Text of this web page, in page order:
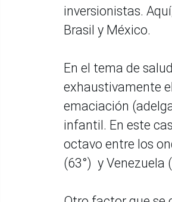
inversionistas.
Brasil y México.
En el tema de
exhaustivamente
emaciación
infantil. En este
octavo entre los
(63°) y Venezuela